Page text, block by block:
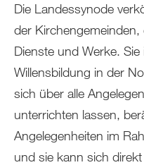
Die Landessynode
der
Dienste und Werke.
Willensbildung in der
sich über alle
unterrichten lassen,
Angelegenheiten im
und sie kann sich